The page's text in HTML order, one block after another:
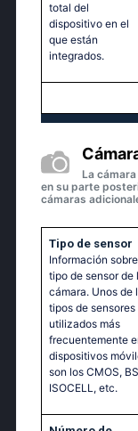
total del
dispositivo en el
que están
integrados.
La
en su parte
cámaras
Tipo de sensor
Información
tipo de sensor de
cámara. Unos de
tipos de sensores
utilizados más
frecuentemente
dispositivos
son los CMOS,
ISOCELL, etc.